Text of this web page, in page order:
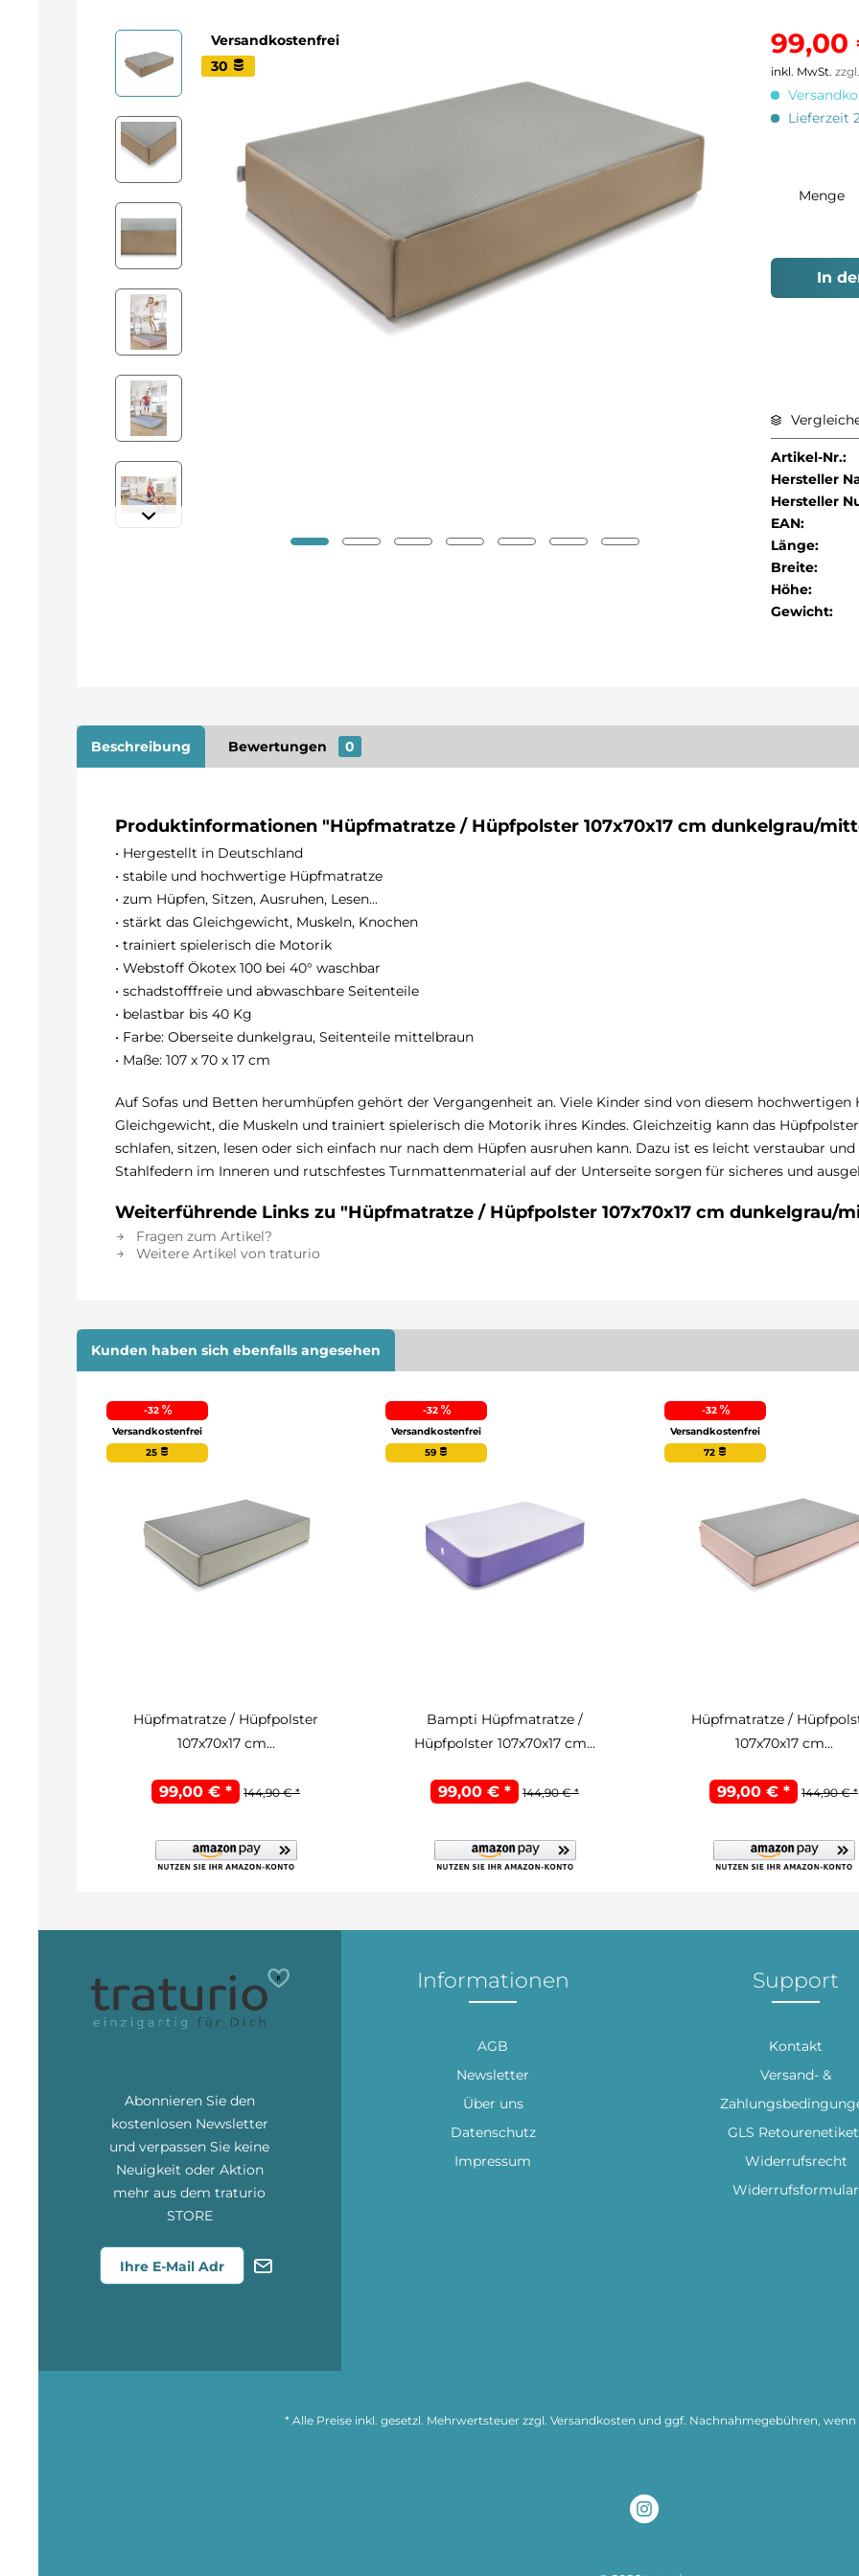
Versandkostenfrei
30
99,00
inkl. MwSt.
Lieferzeit
Menge
In
Artikel-Nr.:
Hersteller
Hersteller
EAN:
Länge:
Breite:
Höhe:
Gewicht:
Beschreibung Bewertungen 0
Produktinformationen "Hüpfmatratze / Hüpfpolster 107x70x17 cm dunkelgrau/
• Hergestellt in Deutschland
• stabile und hochwertige Hüpfmatratze
• zum Hüpfen, Sitzen, Ausruhen, Lesen...
• stärkt das Gleichgewicht, Muskeln, Knochen
• trainiert spielerisch die Motorik
• Webstoff Ökotex 100 bei 40° waschbar
• schadstofffreie und abwaschbare Seitenteile
• belastbar bis 40 Kg
• Farbe: Oberseite dunkelgrau, Seitenteile mittelbraun
• Maße: 107 x 70 x 17 cm
Auf Sofas und Betten herumhüpfen gehört der Vergangenheit an. Viele Kinder sind von diesem hochwertigen
Gleichgewicht, die Muskeln und trainiert spielerisch die Motorik ihres Kindes. Gleichzeitig kann das
schlafen, sitzen, lesen oder sich einfach nur nach dem Hüpfen ausruhen kann. Dazu ist es leicht verstaubar
Stahlfedern im Inneren und rutschfestes Turnmattenmaterial auf der Unterseite sorgen für sicheres und
Weiterführende Links zu "Hüpfmatratze / Hüpfpolster 107x70x17 cm dunkelgrau/
Fragen zum Artikel?
Weitere Artikel von traturio
Kunden haben sich ebenfalls angesehen
-32
Versandkostenfrei
25
Hüpfmatratze / Hüpfpolster
107x70x17 cm...
99,00 € * 144,90 € *
-32
Versandkostenfrei
59
Bampti Hüpfmatratze /
Hüpfpolster 107x70x17 cm...
99,00 € * 144,90 € *
-32
Versandkostenfrei
72
Hüpfmatratze /
107x70x17 cm...
99,00 € * 144,90 € *
Support
Kontakt
Versand- &
GLS
Widerrufsrecht
Widerrufsformular
Informationen
AGB
Newsletter
Über uns
Datenschutz
Impressum
Abonnieren Sie den
kostenlosen Newsletter
und verpassen Sie keine
Neuigkeit oder Aktion
mehr aus dem traturio
STORE
* Alle Preise inkl. gesetzl. Mehrwertsteuer zzgl. Versandkosten und ggf. Nachnahmegebühren,